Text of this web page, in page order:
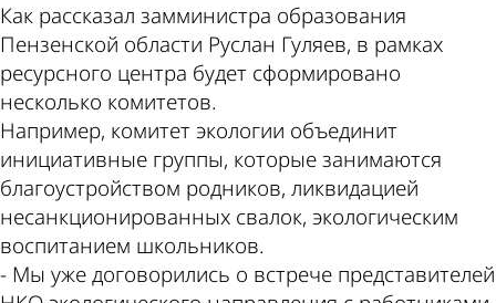
Как рассказал замминистра образования
Пензенской области Руслан Гуляев, в рамках
ресурсного центра будет сформировано
несколько комитетов.
Например, комитет экологии объединит
инициативные группы, которые занимаются
благоустройством родников, ликвидацией
несанкционированных свалок, экологическим
воспитанием школьников.
- Мы уже договорились о встрече представителей